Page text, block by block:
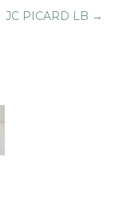
JC PICARD LB →